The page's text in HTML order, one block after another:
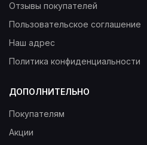
Отзывы покупателей
Пользовательское соглашение
Наш адрес
Политика конфиденциальности
ДОПОЛНИТЕЛЬНО
Покупателям
Акции